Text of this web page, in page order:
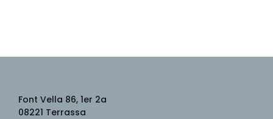
Font Vella 86, 1er 2a
08221 Terrassa